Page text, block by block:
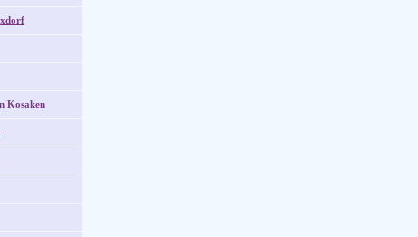
Kosaken